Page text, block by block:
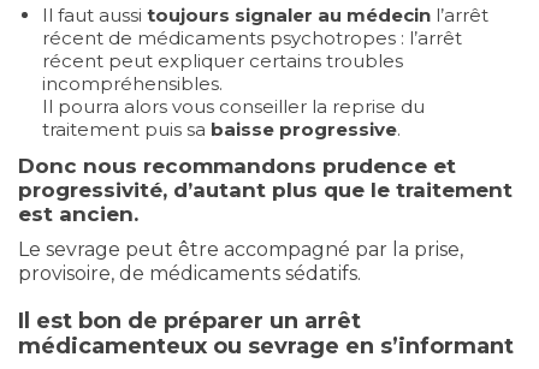
Il faut aussi toujours signaler au médecin l’arrêt
récent de médicaments psychotropes : l’arrêt
récent peut expliquer certains troubles
incompréhensibles.
Il pourra alors vous conseiller la reprise du
traitement puis sa baisse progressive.
Donc nous recommandons prudence et
progressivité, d’autant plus que le traitement
est ancien.
Le sevrage peut être accompagné par la prise,
provisoire, de médicaments sédatifs.
Il est bon de préparer un arrêt
médicamenteux ou sevrage en s’informant